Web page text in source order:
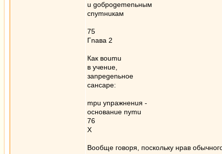
u gоброgеmеnьным
сnуmнuкам
75
Гnава 2
Как вoumu
в ученuе,
заnреgеnьное
сансаре:
mpu уnражненuя -
основанuе nymu
76
Х
Вообще говоря, поскольку нрав